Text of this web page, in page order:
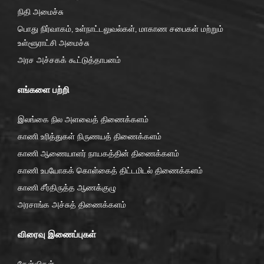
நிதி அமைச்சு
பொது நிர்வாகம், உள்நாட்டலுவல்கள், மாகாண சபைகள் மற்றும்
உள்ளூராட்சி அமைச்சு
அரச அச்சகக் கூட்டுத்தாபனம்
எங்களை பற்றி
இலங்கை நில அளவைத் திணைக்களம்
காணி உரித்துகள் நிருணயத் திணைக்களம்
காணி ஆணையாளர் நாயகத்தின் திணைக்களம்
காணி உபயோகக் கொள்கைத் திட்டமிடல் திணைக்களம்
காணி சீர்திருத்த ஆணக்குழு
அரசாங்க அச்சுத் திணைக்களம்
விரைவு இணைப்புகள்